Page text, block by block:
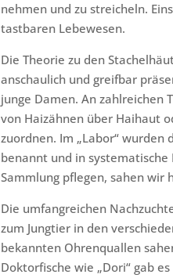
nehmen und zu streicheln.
tastbaren Lebewesen.
Die Theorie zu den
anschaulich und greifbar
junge Damen. An zahlreichen
von Haizähnen über Haihaut
zuordnen. Im „Labor“
benannt und in
Sammlung pflegen, sahen wir
Die umfangreichen
zum Jungtier in den
bekannten Ohrenquallen
Doktorfische wie „Dori“ gab